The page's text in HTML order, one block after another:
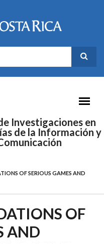
Investigaciones en
de la Información y
OF SERIOUS GAMES AND
OF
AND